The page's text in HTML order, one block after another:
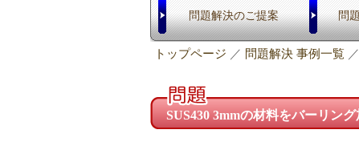
問題解決のご提案 問
トップページ ／ 問題解決 事例一覧 ／
SUS430 3mmの材料をバーリン